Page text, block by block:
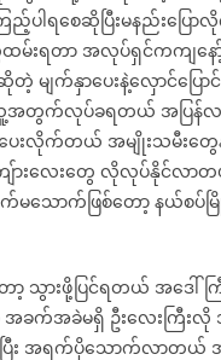
ါရစေဆိုပြီးမနည်းပြေ
ထမ်းရတာ အလုပ်ရှင်ကကျနေ
ျက်နှာပေးနဲ့လှောင်ပြေ
တွက်လုပ်ခရတယ် အပြန်လမ်း
းလိုက်တယ် အမျိုးသမီးတွေ
ကျ်ားလေးတွေ လိုလုပ်နိုင်လ
မသောက်ဖြစ်တော့ နယ်စ
ားဖို့ပြင်ရတယ် အဒေါ်က
အခက်အခဲမရှိ ဦးလေးကြီ
း အရက်ပိုသောက်လာတယ်